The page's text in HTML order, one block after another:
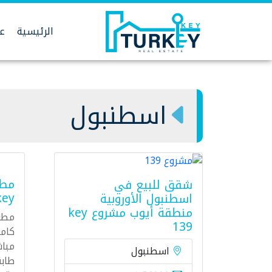
Skip
الرئيسية
اسطنبول
شقق للبيع في
اسطنبول الأوروبية
منطقة أيوب مشروع key
139
اسطنبول